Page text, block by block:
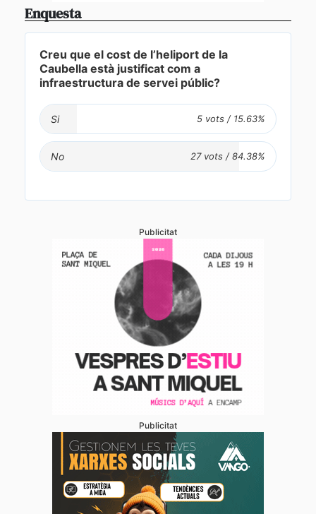
Enquesta
Creu que el cost de l’heliport de la
Caubella està justificat com a
infraestructura de servei públic?
Si
No
Publicitat
Publicitat